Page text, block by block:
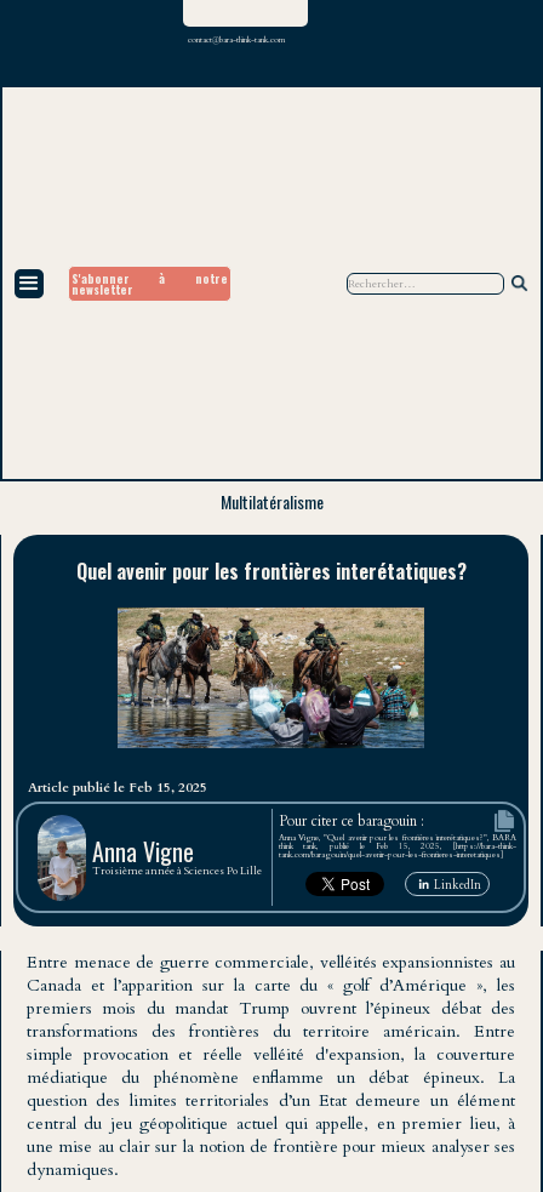
contact@bara-think-tank.com
S'abonner à notre
newsletter
Multilatéralisme
Quel avenir pour les frontières interétatiques?
Article publié le Feb 15, 2025
Anna Vigne
Troisième année à Sciences Po Lille
Pour citer ce baragouin :
Anna Vigne, "Quel avenir pour les frontières interétatiques?", BARA
think tank, publié le Feb 15, 2025, [https://bara-think-
tank.com/baragouin/quel-avenir-pour-les-frontieres-interetatiques]
LinkedIn
Entre menace de guerre commerciale, velléités expansionnistes au
Canada et l’apparition sur la carte du « golf d’Amérique », les
premiers mois du mandat Trump ouvrent l’épineux débat des
transformations des frontières du territoire américain. Entre
simple provocation et réelle velléité d'expansion, la couverture
médiatique du phénomène enflamme un débat épineux. La
question des limites territoriales d’un Etat demeure un élément
central du jeu géopolitique actuel qui appelle, en premier lieu, à
une mise au clair sur la notion de frontière pour mieux analyser ses
dynamiques.